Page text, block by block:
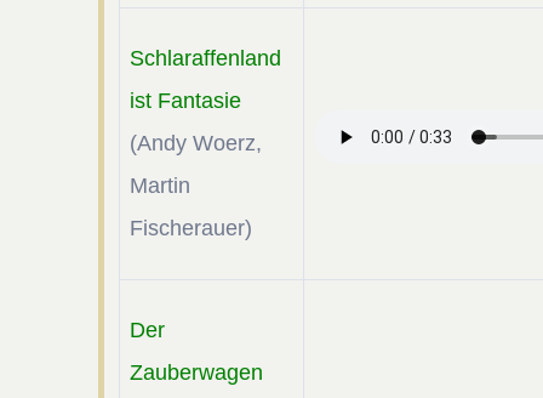
Schlaraffenland
ist Fantasie
(Andy Woerz,
Martin
Fischerauer)
Der
Zauberwagen